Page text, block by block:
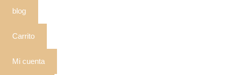
blog
Carrito
Mi cuenta